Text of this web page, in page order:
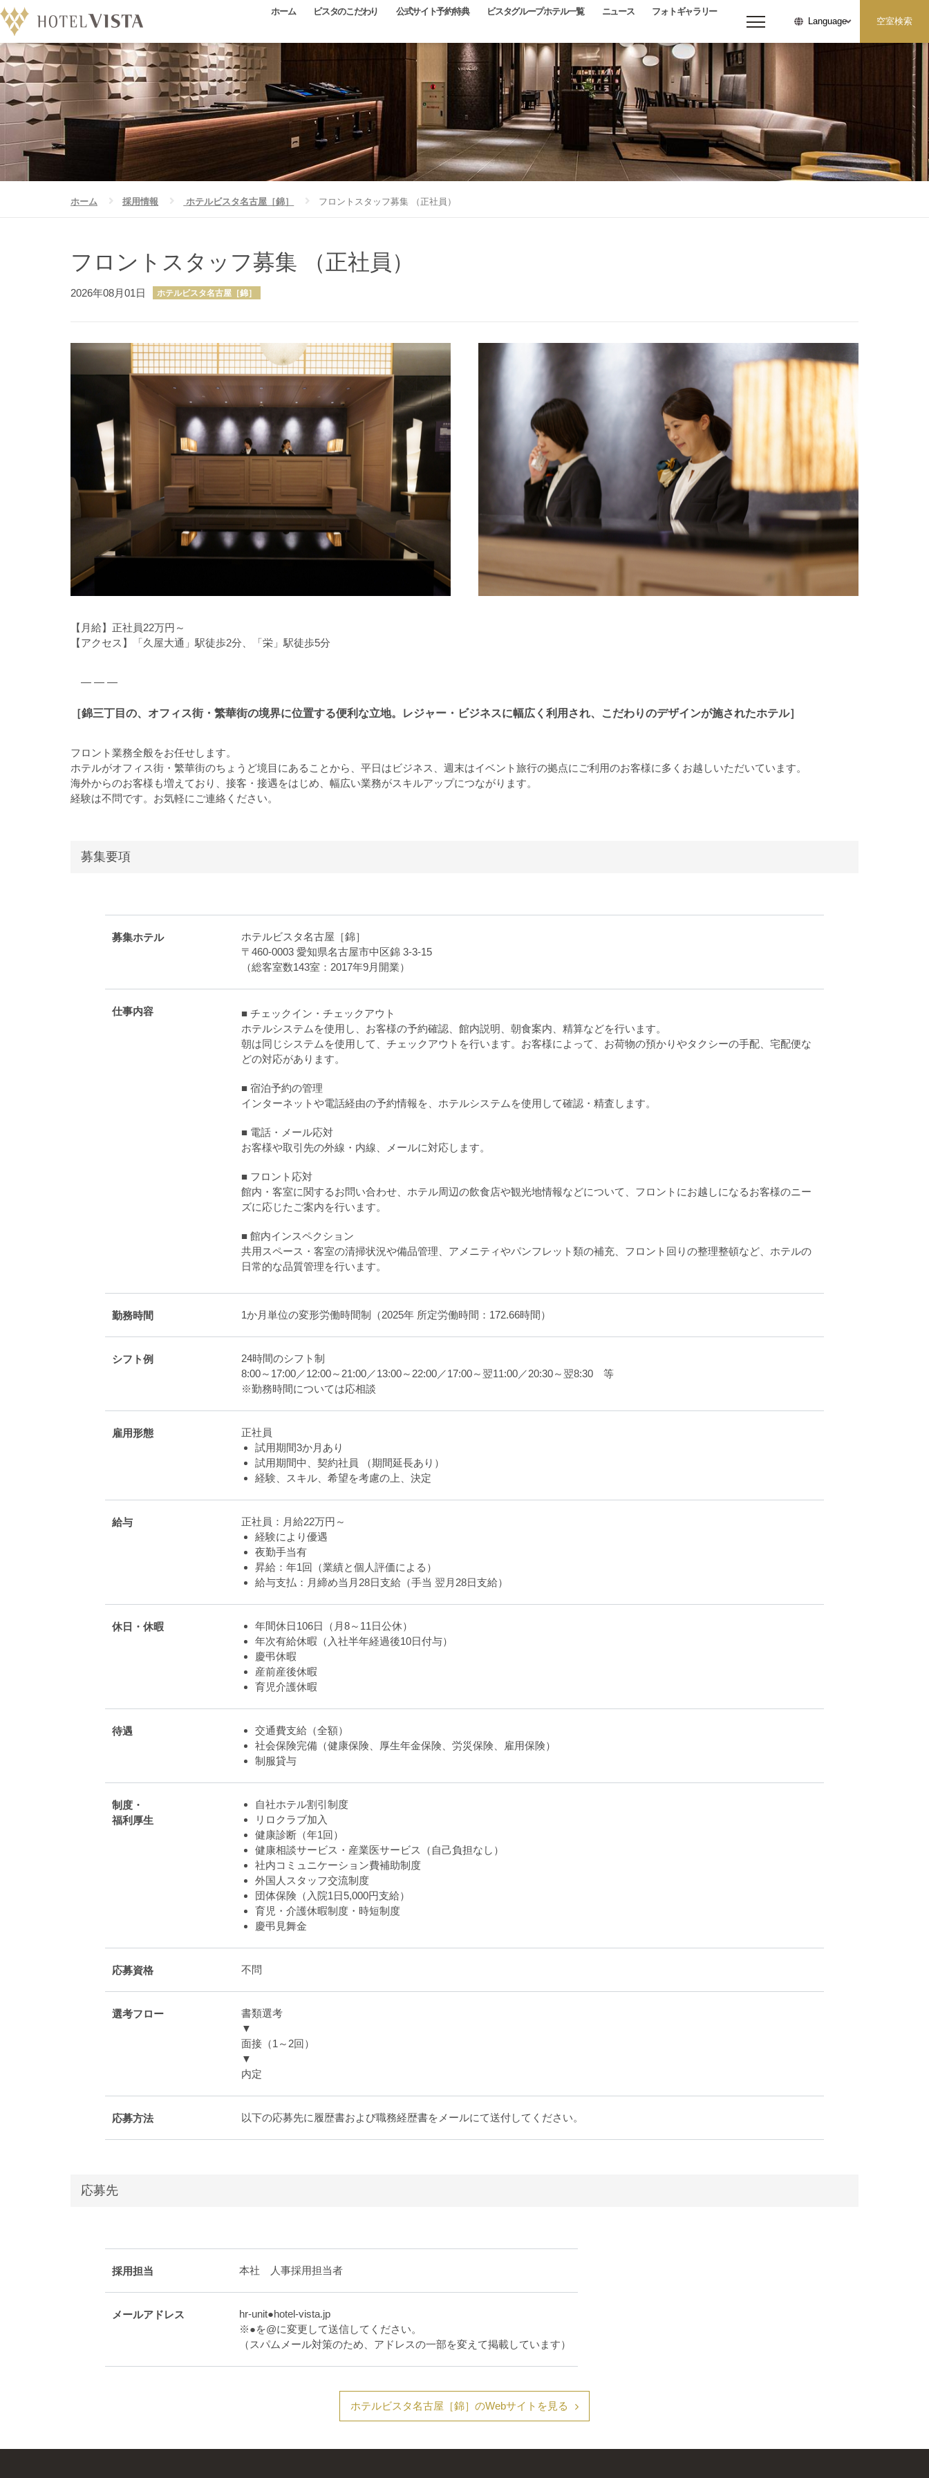
ホーム ビスタのこだわり 公式サイト予約特典 ビスタグループホテル一覧 ニュース
フォトギャラリー
メニューを開く
Language 空室検索
ホテル
チェックイン日 日付未定
地図から地域を選択してください
ホーム 採用情報 ホテルビスタ名古屋［錦］ フロントスタッフ募集 （正社員）
フロントスタッフ募集 （正社員）
2026年08月01日 ホテルビスタ名古屋［錦］
【月給】正社員22万円～
【アクセス】「久屋大通」駅徒歩2分、「栄」駅徒歩5分
― ― ―
［錦三丁目の、オフィス街・繁華街の境界に位置する便利な立地。レジャー・ビジネスに幅広く利用され、こだわりのデザインが施されたホテル］
フロント業務全般をお任せします。
ホテルがオフィス街・繁華街のちょうど境目にあることから、平日はビジネス、週末はイベント旅行の拠点にご利用のお客様に多くお越しいただいています。
海外からのお客様も増えており、接客・接遇をはじめ、幅広い業務がスキルアップにつながります。
経験は不問です。お気軽にご連絡ください。
募集要項
募集ホテル
ホテルビスタ名古屋［錦］
〒460-0003 愛知県名古屋市中区錦 3-3-15
（総客室数143室：2017年9月開業）
仕事内容
■ チェックイン・チェックアウト
ホテルシステムを使用し、お客様の予約確認、館内説明、朝食案内、精算などを行います。
朝は同じシステムを使用して、チェックアウトを行います。お客様によって、お荷物の預かりやタクシーの手配、宅配便な
どの対応があります。
■ 宿泊予約の管理
インターネットや電話経由の予約情報を、ホテルシステムを使用して確認・精査します。
■ 電話・メール応対
お客様や取引先の外線・内線、メールに対応します。
■ フロント応対
館内・客室に関するお問い合わせ、ホテル周辺の飲食店や観光地情報などについて、フロントにお越しになるお客様のニー
ズに応じたご案内を行います。
■ 館内インスペクション
共用スペース・客室の清掃状況や備品管理、アメニティやパンフレット類の補充、フロント回りの整理整頓など、ホテルの
日常的な品質管理を行います。
勤務時間 1か月単位の変形労働時間制（2025年 所定労働時間：172.66時間）
シフト例
24時間のシフト制
8:00～17:00／12:00～21:00／13:00～22:00／17:00～翌11:00／20:30～翌8:30 等
※勤務時間については応相談
雇用形態
正社員
試用期間3か月あり
試用期間中、契約社員 （期間延長あり）
経験、スキル、希望を考慮の上、決定
給与
正社員：月給22万円～
経験により優遇
夜勤手当有
昇給：年1回（業績と個人評価による）
給与支払：月締め当月28日支給（手当 翌月28日支給）
休日・休暇
年間休日106日（月8～11日公休）
年次有給休暇（入社半年経過後10日付与）
慶弔休暇
産前産後休暇
育児介護休暇
待遇
交通費支給（全額）
社会保険完備（健康保険、厚生年金保険、労災保険、雇用保険）
制服貸与
制度・
福利厚生
自社ホテル割引制度
リロクラブ加入
健康診断（年1回）
健康相談サービス・産業医サービス（自己負担なし）
社内コミュニケーション費補助制度
外国人スタッフ交流制度
団体保険（入院1日5,000円支給）
育児・介護休暇制度・時短制度
慶弔見舞金
応募資格 不問
選考フロー
書類選考
▼
面接（1～2回）
▼
内定
応募方法 以下の応募先に履歴書および職務経歴書をメールにて送付してください。
応募先
採用担当 本社 人事採用担当者
メールアドレス
hr-unit●hotel-vista.jp
※●を@に変更して送信してください。
（スパムメール対策のため、アドレスの一部を変えて掲載しています）
ホテルビスタ名古屋［錦］のWebサイトを見る